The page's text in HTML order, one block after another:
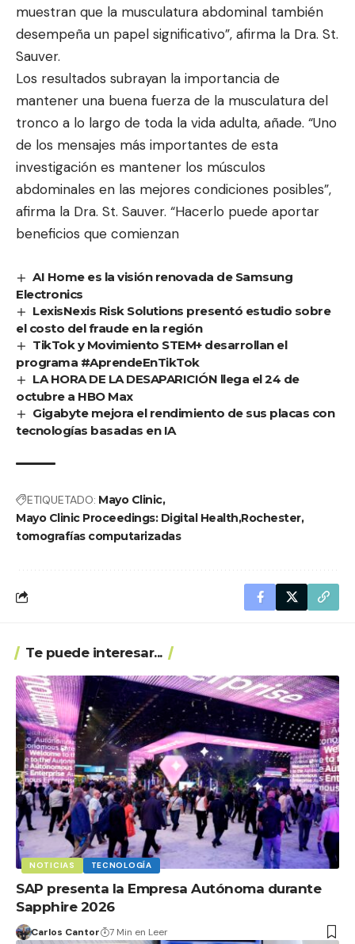
muestran que la musculatura abdominal también
desempeña un papel significativo”, afirma la Dra. St.
Sauver.
Los resultados subrayan la importancia de
mantener una buena fuerza de la musculatura del
tronco a lo largo de toda la vida adulta, añade. “Uno
de los mensajes más importantes de esta
investigación es mantener los músculos
abdominales en las mejores condiciones posibles”,
afirma la Dra. St. Sauver. “Hacerlo puede aportar
beneficios que comienzan
AI Home es la visión renovada de Samsung
Electronics
LexisNexis Risk Solutions presentó estudio sobre
el costo del fraude en la región
TikTok y Movimiento STEM+ desarrollan el
programa #AprendeEnTikTok
LA HORA DE LA DESAPARICIÓN llega el 24 de
octubre a HBO Max
Gigabyte mejora el rendimiento de sus placas con
tecnologías basadas en IA
ETIQUETADO: Mayo Clinic
Mayo Clinic Proceedings: Digital Health Rochester
tomografías computarizadas
Te puede interesar...
NOTICIAS TECNOLOGÍA
SAP presenta la Empresa Autónoma durante
Sapphire 2026
Carlos Cantor 7 Min en Leer